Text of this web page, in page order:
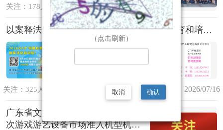
关注：178人 07/22
以案释法｜游艺娱乐场所未开展安全生产教育和培训？罚！
关注：325人/GTI神州游乐 2026/07/16
广东省文旅厅印发《2026年第四批
次游戏游艺设备市场准入机型机种
（点击刷新）
取消 确认